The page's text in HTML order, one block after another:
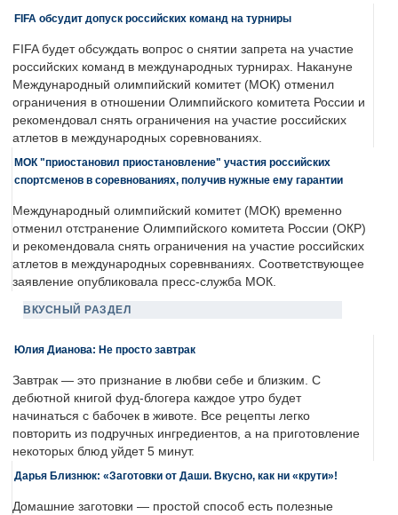
FIFA обсудит допуск российских команд на турниры
FIFA будет обсуждать вопрос о снятии запрета на участие
российских команд в международных турнирах. Накануне
Международный олимпийский комитет (МОК) отменил
ограничения в отношении Олимпийского комитета России и
рекомендовал снять ограничения на участие российских
атлетов в международных соревнованиях.
МОК "приостановил приостановление" участия российских
спортсменов в соревнованиях, получив нужные ему гарантии
Международный олимпийский комитет (МОК) временно
отменил отстранение Олимпийского комитета России (ОКР)
и рекомендовала снять ограничения на участие российских
атлетов в международных соревнваниях. Соответствующее
заявление опубликовала пресс-служба МОК.
ВКУСНЫЙ РАЗДЕЛ
Юлия Дианова: Не просто завтрак
Завтрак — это признание в любви себе и близким. С
дебютной книгой фуд-блогера каждое утро будет
начинаться с бабочек в животе. Все рецепты легко
повторить из подручных ингредиентов, а на приготовление
некоторых блюд уйдет 5 минут.
Дарья Близнюк: «Заготовки от Даши. Вкусно, как ни «крути»!
Домашние заготовки — простой способ есть полезные